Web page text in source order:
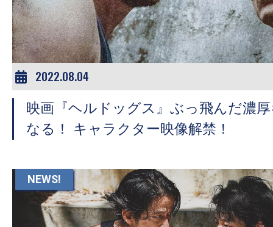
2022.08.04
映画『ヘルドッグス』ぶっ飛んだ濃
なる！​ キャラクター映像解禁！
NEWS!